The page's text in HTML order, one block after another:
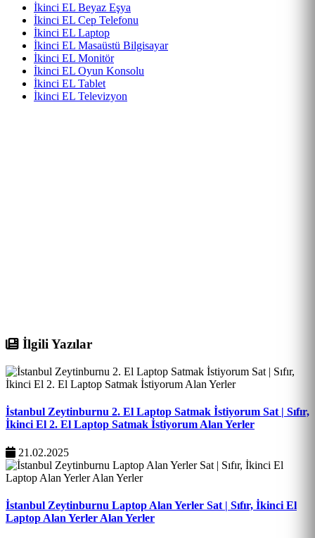
İkinci EL Beyaz Eşya
İkinci EL Cep Telefonu
İkinci EL Laptop
İkinci EL Masaüstü Bilgisayar
İkinci EL Monitör
İkinci EL Oyun Konsolu
İkinci EL Tablet
İkinci EL Televizyon
İlgili Yazılar
İstanbul Zeytinburnu 2. El Laptop Satmak İstiyorum Sat | Sıfır,
İkinci El 2. El Laptop Satmak İstiyorum Alan Yerler
21.02.2025
İstanbul Zeytinburnu Laptop Alan Yerler Sat | Sıfır, İkinci El
Laptop Alan Yerler Alan Yerler